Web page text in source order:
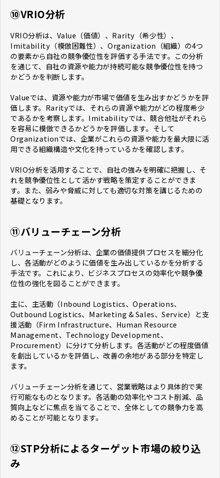
⑩VRIO分析
VRIO分析は、Value（価値）、Rarity（希少性）、
Imitability（模倣困難性）、Organization（組織）の4つ
の要素から自社の競争優位性を評価する手法です。この分析
を通じて、自社の資源や能力が持続可能な競争優位性を持つ
かどうかを判断します。
Valueでは、資源や能力が市場で価値を生み出すかどうかを評
価します。Rarityでは、それらの資源や能力がどの程度希少
であるかを考察します。Imitabilityでは、競合他社がそれら
を容易に模倣できるかどうかを評価します。そして
Organizationでは、企業がこれらの資源や能力を最大限に活
用できる組織構造や文化を持っているかを確認します。
VRIO分析を活用することで、自社の強みを明確に把握し、そ
れを競争優位性として活かす戦略を策定することができま
す。また、弱みや脅威に対しても適切な対策を講じるための
基礎となります。
⑪バリューチェーン分析
バリューチェーン分析は、企業の価値提供プロセスを細分化
し、各活動がどのように価値を生み出しているかを分析する
手法です。これにより、ビジネスプロセスの効率化や競争優
位性の強化を図ることができます。
主に、主活動（Inbound Logistics、Operations、
Outbound Logistics、Marketing & Sales、Service）と支
援活動（Firm Infrastructure、Human Resource
Management、Technology Development、
Procurement）に分けて分析します。各活動がどの程度価値
を創出しているかを評価し、改善の余地がある部分を特定し
ます。
バリューチェーン分析を通じて、営業戦略はより具体的で実
行可能なものとなります。各活動の効率化やコスト削減、品
質向上などに焦点を当てることで、全体としての競争力を高
めることが可能となります。
⑫STP分析によるターゲット市場の絞り込
み